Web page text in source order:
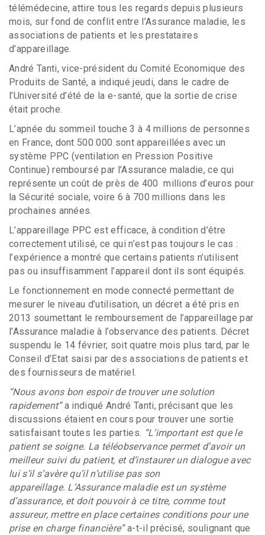
télémédecine, attire tous les regards depuis plusieurs
mois, sur fond de conflit entre l’Assurance maladie, les
associations de patients et les prestataires
d’appareillage.
André Tanti, vice-président du Comité Economique des
Produits de Santé, a indiqué jeudi, dans le cadre de
l’Université d’été de la e-santé, que la sortie de crise
était proche.
L’apnée du sommeil touche 3 à 4 millions de personnes
en France, dont 500 000 sont appareillées avec un
système PPC (ventilation en Pression Positive
Continue) remboursé par l’Assurance maladie, ce qui
représente un coût de près de 400 millions d’euros pour
la Sécurité sociale, voire 6 à 700 millions dans les
prochaines années.
L’appareillage PPC est efficace, à condition d’être
correctement utilisé, ce qui n’est pas toujours le cas :
l’expérience a montré que certains patients n’utilisent
pas ou insuffisamment l’appareil dont ils sont équipés.
Le fonctionnement en mode connecté permettant de
mesurer le niveau d’utilisation, un décret a été pris en
2013 soumettant le remboursement de l’appareillage par
l’Assurance maladie à l’observance des patients. Décret
suspendu le 14 février, soit quatre mois plus tard, par le
Conseil d’Etat saisi par des associations de patients et
des fournisseurs de matériel.
“Nous avons bon espoir de trouver une solution
rapidement”a indiqué André Tanti, précisant que les
discussions étaient en cours pour trouver une sortie
satisfaisant toutes les parties. “L’important est que le
patient se soigne. La téléobservance permet d’avoir un
meilleur suivi du patient, et d’instaurer un dialogue avec
lui s’il s’avère qu’il n’utilise pas son
appareillage. L’Assurance maladie est un système
d’assurance, et doit pouvoir à ce titre, comme tout
assureur, mettre en place certaines conditions pour une
prise en charge financière”a-t-il précisé, soulignant que